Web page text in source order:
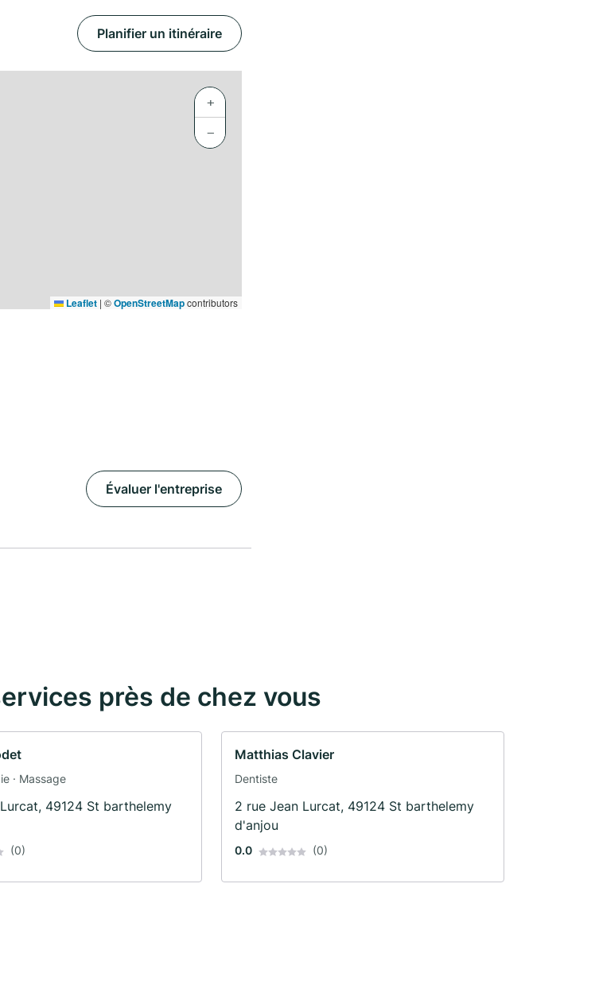
Planifier un itinéraire
+
−
Leaflet | ©OpenStreetMapcontributors
Évaluer l'entreprise
près de chez vous
· Massage
49124 St barthelemy
(0)
Matthias Clavier
Dentiste
2 rue Jean Lurcat, 49124 St barthelemy
d'anjou
0.0 (0)